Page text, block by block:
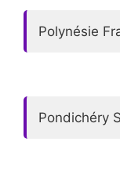
Polynésie
Pondichéry